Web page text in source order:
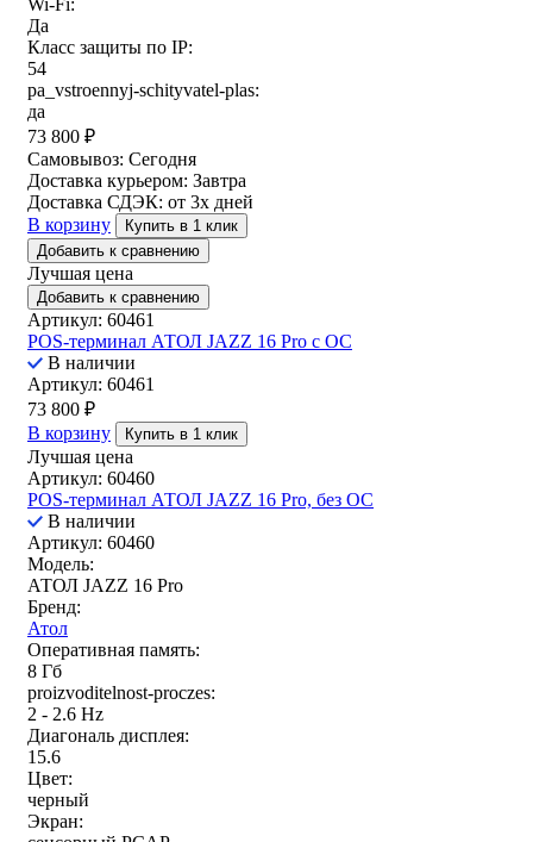
Wi-Fi:
Да
Класс защиты по IP:
54
pa_vstroennyj-schityvatel-plas:
да
73 800 ₽
Самовывоз: Сегодня
Доставка курьером: Завтра
Доставка СДЭК: от 3х дней
В корзину
Купить в 1 клик
Добавить к сравнению
Лучшая цена
Добавить к сравнению
Артикул: 60461
POS-терминал АТОЛ JAZZ 16 Pro с ОС
В наличии
Артикул: 60461
73 800 ₽
В корзину
Купить в 1 клик
Лучшая цена
Артикул: 60460
POS-терминал АТОЛ JAZZ 16 Pro, без ОС
В наличии
Артикул: 60460
Модель:
АТОЛ JAZZ 16 Pro
Бренд:
Атол
Оперативная память:
8 Гб
proizvoditelnost-proczes:
2 - 2.6 Hz
Диагональ дисплея:
15.6
Цвет:
черный
Экран: